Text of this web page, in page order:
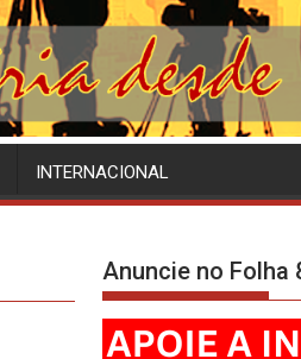
INTERNACIONAL
Anuncie no Folha